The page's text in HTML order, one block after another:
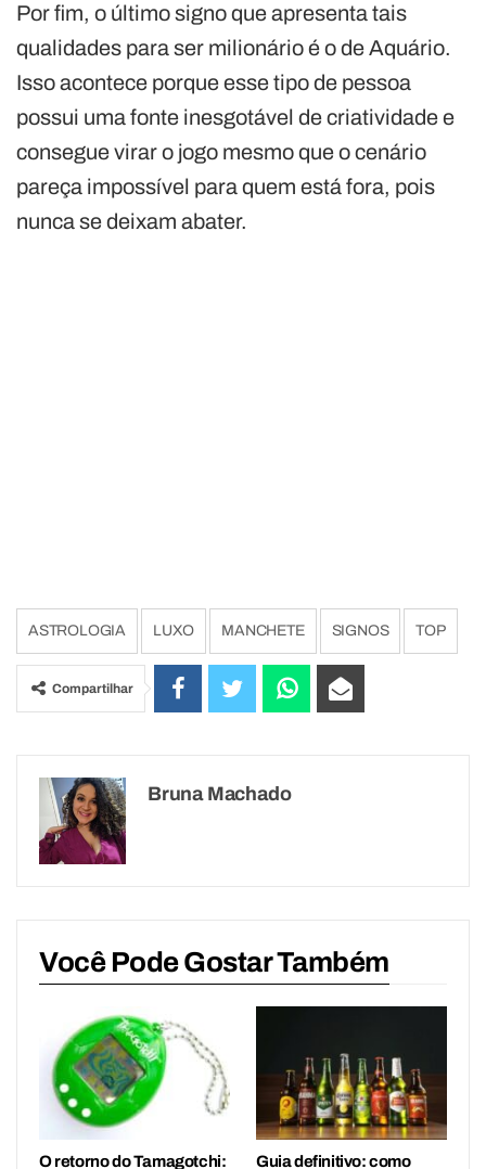
Por fim, o último signo que apresenta tais
qualidades para ser milionário é o de Aquário.
Isso acontece porque esse tipo de pessoa
possui uma fonte inesgotável de criatividade e
consegue virar o jogo mesmo que o cenário
pareça impossível para quem está fora, pois
nunca se deixam abater.
ASTROLOGIA LUXO MANCHETE SIGNOS TOP
Compartilhar
Bruna Machado
Você Pode Gostar Também
O retorno do Tamagotchi:
Guia definitivo: como